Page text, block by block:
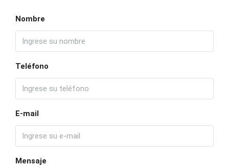
Nombre
Teléfono
E-mail
Mensaje